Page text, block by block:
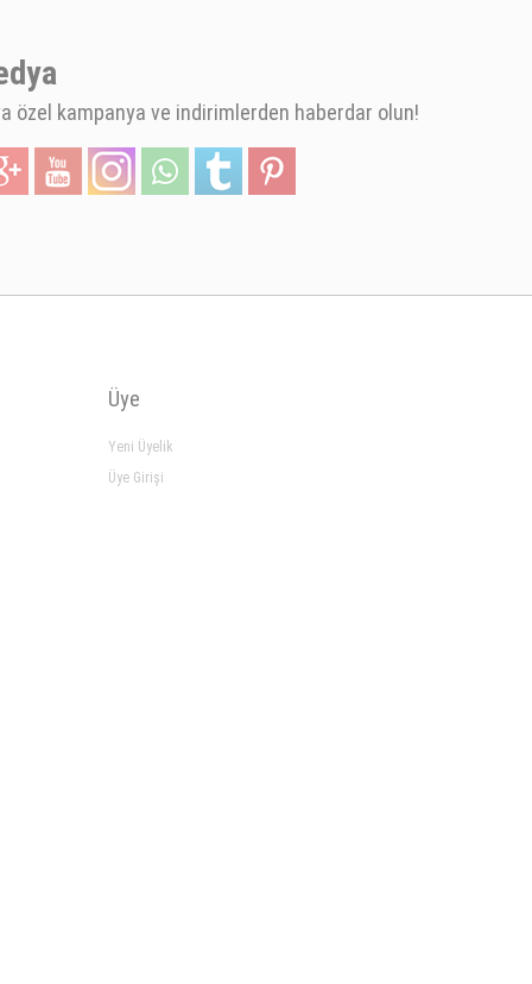
özel kampanya ve indirimlerden haberdar olun!
Üye
Yeni Üyelik
Üye Girişi